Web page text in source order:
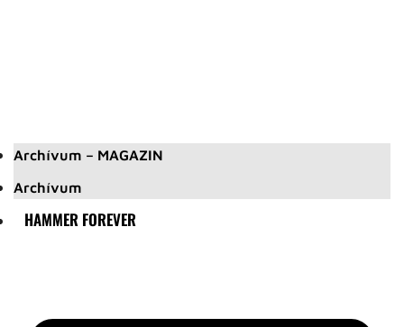
Archívum – MAGAZIN
Archívum
HAMMER FOREVER